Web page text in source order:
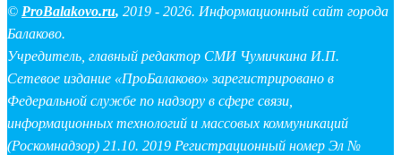
© ProBalakovo.ru, 2019 - 2026. Информационный сайт города
Балаково.
Учредитель, главный редактор СМИ Чумичкина И.П.
Сетевое издание «ПроБалаково» зарегистрировано в
Федеральной службе по надзору в сфере связи,
информационных технологий и массовых коммуникаций
(Роскомнадзор) 21.10. 2019 Регистрационный номер Эл №